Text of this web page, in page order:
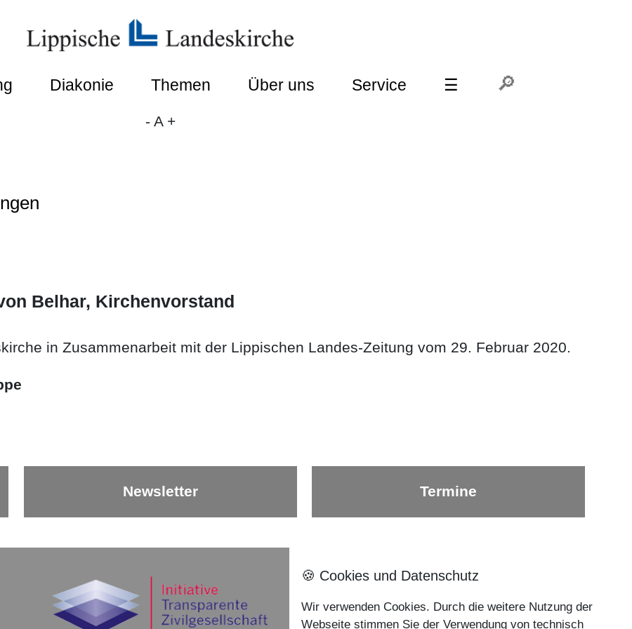
Diakonie Themen Über uns Service ☰
- A +
Belhar, Kirchenvorstand
in Zusammenarbeit mit der Lippischen Landes-Zeitung vom 29. Februar 2020.
Newsletter Termine
Nach oben ⇪
Impressum
🍪 Cookies und Datenschutz
Wir verwenden Cookies. Durch die weitere Nutzung der
Webseite stimmen Sie der Verwendung von technisch